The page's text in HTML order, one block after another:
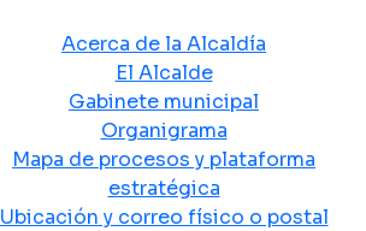
Acerca de la Alcaldía
El Alcalde
Gabinete municipal
Organigrama
Mapa de procesos y plataforma
estratégica
Ubicación y correo físico o postal